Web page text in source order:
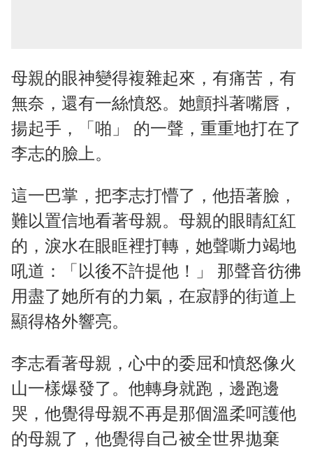
母親的眼神變得複雜起來，有痛苦，有
無奈，還有一絲憤怒。她顫抖著嘴唇，
揚起手，「啪」 的一聲，重重地打在了
李志的臉上。
這一巴掌，把李志打懵了，他捂著臉，
難以置信地看著母親。母親的眼睛紅紅
的，淚水在眼眶裡打轉，她聲嘶力竭地
吼道：「以後不許提他！」 那聲音彷彿
用盡了她所有的力氣，在寂靜的街道上
顯得格外響亮。
李志看著母親，心中的委屈和憤怒像火
山一樣爆發了。他轉身就跑，邊跑邊
哭，他覺得母親不再是那個溫柔呵護他
的母親了，他覺得自己被全世界拋棄